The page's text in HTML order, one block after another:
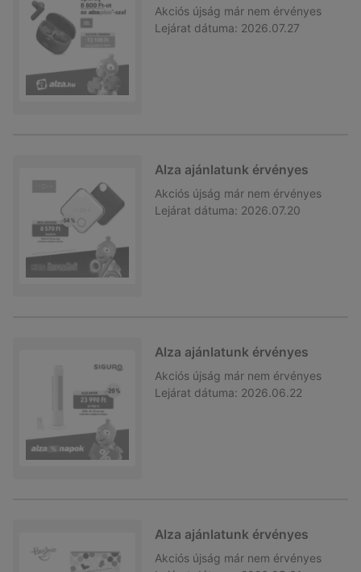
Akciós újság már nem érvényes
Lejárat dátuma: 2026.07.27
Alza ajánlatunk érvényes
Akciós újság már nem érvényes
Lejárat dátuma: 2026.07.20
Alza ajánlatunk érvényes
Akciós újság már nem érvényes
Lejárat dátuma: 2026.06.22
Alza ajánlatunk érvényes
Akciós újság már nem érvényes